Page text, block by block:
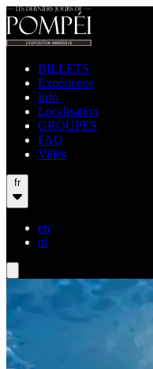
BILLETS
Expérience
Info
Localisation
GROUPES
FAQ
Villes
fr
en
nl